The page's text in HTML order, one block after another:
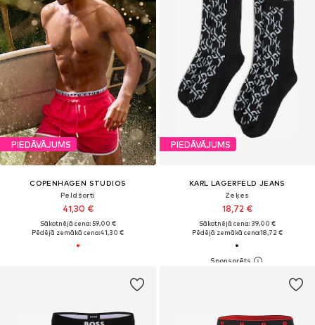
PIEDĀVĀJUMS
COPENHAGEN STUDIOS
Peldšorti
41,30 €
Sākotnējā cena: 59,00 €
Pēdējā zemākā cena:41,30 €
PIEDĀVĀJUMS
KARL LAGERFELD JEANS
Zeķes
18,72 €
Sākotnējā cena: 39,00 €
Pēdējā zemākā cena:18,72 €